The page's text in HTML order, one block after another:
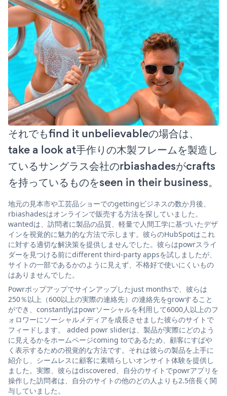
それでもfind it unbelievableの場合は、
take a look at手作りの木製フレームを製造し
ているサングラス会社のrbiashadesがcrafts
を持っているものをseen in their business。
地元の見本市や工芸品ショーでのgettingビジネスの数か月後、
rbiashadesはオンラインで販売する方法を探していました。
wantedは、訪問者に製品の品質、軽量で人間工学に基づいたデザ
インを視覚的に魅力的な方法で示します。彼らのHubSpotはこれ
に対する適切な解決策を提供しませんでした。彼らはpowrスライ
ダーを見つける前にdifferent third-party appsを試しましたが、
サイトの一部であるかのように見えず、不格好で使いにくいもの
はありませんでした。
Powrポップアップでサインアップしたjust monthsで、彼らは
250％以上（600以上の実際の連絡先）の連絡先をgrowすること
ができ、constantlyはpowrソーシャルを利用して6000人以上のフ
ォロワーにソーシャルメディアを成長させました彼らのサイトで
フィードします。 added powr sliderは、製品が実際にどのよう
に見えるかをホームページcoming toであるため、顧客にすばや
く表示するための視覚的な方法です。それは彼らの製品を上手に
紹介し、シームレスに顧客に素晴らしいオンサイト体験を提供し
ました。実際、彼らはdiscovered、自分のサイトでpowrアプリを
操作した訪問者は、自分のサイトの他のどの人よりも2.5倍長く関
与していました。